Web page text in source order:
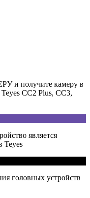
и получите камеру в
CC2 Plus, CC3,
является
Teyes
головных устройств